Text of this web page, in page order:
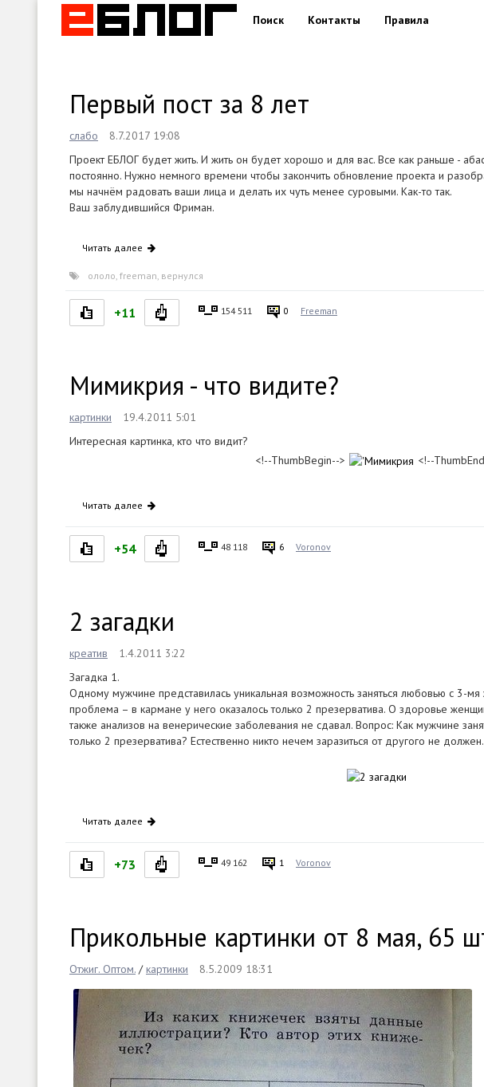
Поиск Контакты Правила
Первый пост за 8 лет
слабо
8.7.2017 19:08
Проект ЕБЛОГ будет жить. И жить он будет хорошо и для вас. Все как раньше -
постоянно. Нужно немного времени чтобы закончить обновление проекта и
мы начнём радовать ваши лица и делать их чуть менее суровыми. Как-то так.
Ваш заблудившийся Фриман.
Читать далее
ололо, freeman, вернулся
+11 154 511 0 Freeman
Мимикрия - что видите?
картинки
19.4.2011 5:01
Интересная картинка, кто что видит?
<!--ThumbBegin-->
<!--
Читать далее
+54 48 118 6 Voronov
2 загадки
креатив
1.4.2011 3:22
Загадка 1.
Одному мужчине представилась уникальная возможность заняться любовью с 3-
проблема – в кармане у него оказалось только 2 презерватива. О здоровье
также анализов на венерические заболевания не сдавал. Вопрос: Как мужчине
только 2 презерватива? Естественно никто нечем заразиться от другого не должен.
Читать далее
+73 49 162 1 Voronov
Прикольные картинки от 8 мая, 65
Отжиг. Оптом. /картинки 8.5.2009 18:31